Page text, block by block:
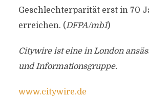
Geschlechterparität erst in 70
erreichen. (DFPA/mb1)
Citywire ist eine in London
und Informationsgruppe.
www.citywire.de